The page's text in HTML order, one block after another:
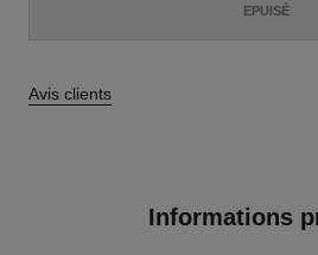
EPUISÉ
Avis clients
Informations